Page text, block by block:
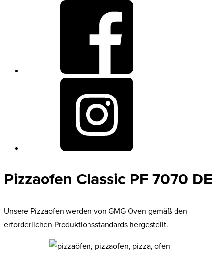
Pizzaofen Classic PF 7070 DE
Unsere Pizzaofen werden von GMG Oven gemäß den
erforderlichen Produktionsstandards hergestellt.